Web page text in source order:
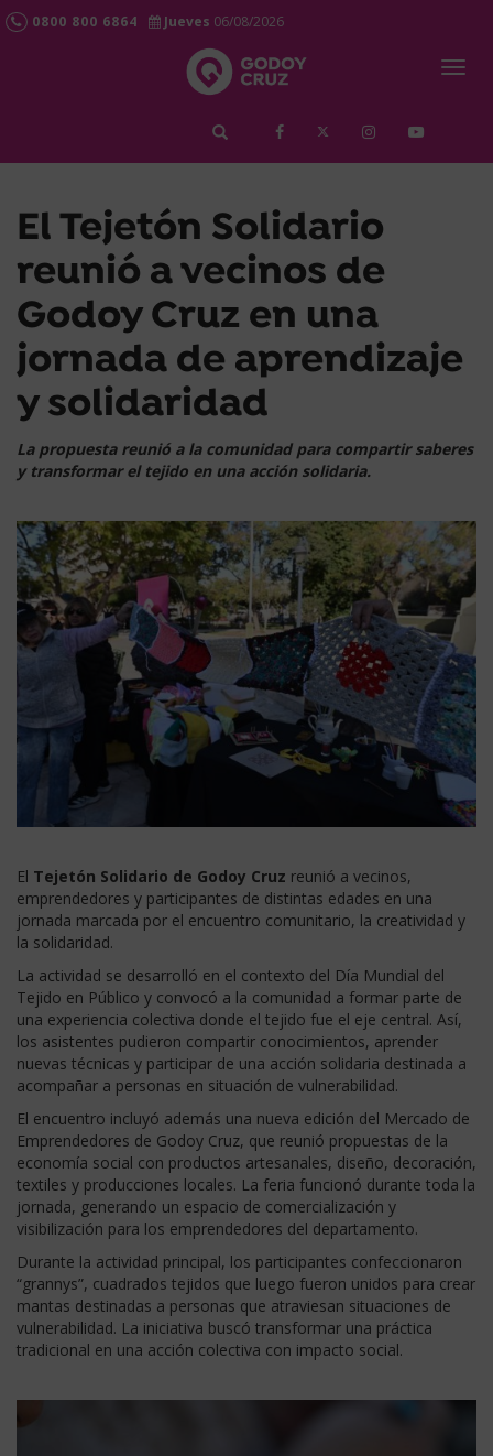
0800 800 6864 Jueves 06/08/2026
El Tejetón Solidario
reunió a vecinos de
Godoy Cruz en una
jornada de aprendizaje
y solidaridad
La propuesta reunió a la comunidad para compartir saberes
y transformar el tejido en una acción solidaria.
El Tejetón Solidario de Godoy Cruz reunió a vecinos,
emprendedores y participantes de distintas edades en una
jornada marcada por el encuentro comunitario, la creatividad y
la solidaridad.
La actividad se desarrolló en el contexto del Día Mundial del
Tejido en Público y convocó a la comunidad a formar parte de
una experiencia colectiva donde el tejido fue el eje central. Así,
los asistentes pudieron compartir conocimientos, aprender
nuevas técnicas y participar de una acción solidaria destinada a
acompañar a personas en situación de vulnerabilidad.
El encuentro incluyó además una nueva edición del Mercado de
Emprendedores de Godoy Cruz, que reunió propuestas de la
economía social con productos artesanales, diseño, decoración,
textiles y producciones locales. La feria funcionó durante toda la
jornada, generando un espacio de comercialización y
visibilización para los emprendedores del departamento.
Durante la actividad principal, los participantes confeccionaron
“grannys”, cuadrados tejidos que luego fueron unidos para crear
mantas destinadas a personas que atraviesan situaciones de
vulnerabilidad. La iniciativa buscó transformar una práctica
tradicional en una acción colectiva con impacto social.